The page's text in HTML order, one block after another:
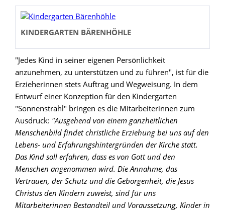
KINDERGARTEN BÄRENHÖHLE
"Jedes Kind in seiner eigenen Persönlichkeit
anzunehmen, zu unterstützen und zu führen", ist für die
Erzieherinnen stets Auftrag und Wegweisung. In dem
Entwurf einer Konzeption für den Kindergarten
"Sonnenstrahl" bringen es die Mitarbeiterinnen zum
Ausdruck: "Ausgehend von einem ganzheitlichen
Menschenbild findet christliche Erziehung bei uns auf den
Lebens- und Erfahrungshintergründen der Kirche statt.
Das Kind soll erfahren, dass es von Gott und den
Menschen angenommen wird. Die Annahme, das
Vertrauen, der Schutz und die Geborgenheit, die Jesus
Christus den Kindern zuweist, sind für uns
Mitarbeiterinnen Bestandteil und Voraussetzung, Kinder in